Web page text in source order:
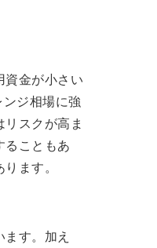
資金が小さい
ジ相場に強
スクが高ま
ることもあ
ます。
す。加え